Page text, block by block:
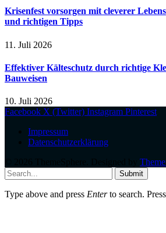
Krisenfest vorsorgen mit cleverer
und richtigen Tipps
11. Juli 2026
Effektiver Kälteschutz durch richtige
Bauweisen
10. Juli 2026
Facebook X (Twitter) Instagram Pinterest
Impressum
Datenschutzerklärung
Submit
Type above and press Enterto search. Press